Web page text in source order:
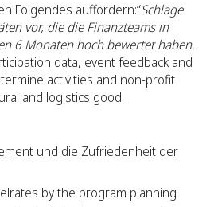
Folgendes auffordern:“Schlage
vor, die die Finanzteams in
6 Monaten hoch bewertet haben.
data, event feedback and
activities and non-profit
and logistics good.
und die Zufriedenheit der
by the program planning